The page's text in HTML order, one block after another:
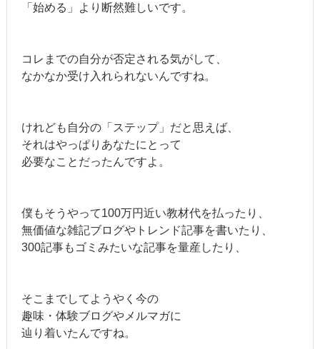
「始める」より断然難しいです。
コレまでの自分が否定される気がして、
なかなか受け入れられないんですね。
けれども自分の「ステップ」だと思えば、
それはやっぱりあなたにとって
必要なことだったんですよ。
僕もそうやって100万円近い教材代を払ったり、
無価値な雑記ブログやトレンド記事を書いたり、
300記事もゴミみたいな記事を量産したり、
そこまでしてようやく今の
趣味・体験ブログやメルマガに
辿り着いたんですね。